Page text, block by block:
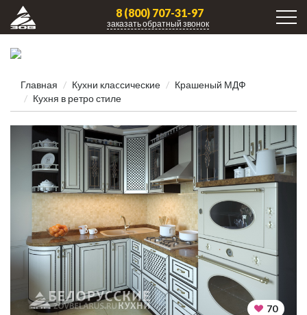
8 (800) 707-31-97
заказать обратный звонок
Главная Кухни клаcсические
Крашеный МДФ
Кухня в ретро стиле
70